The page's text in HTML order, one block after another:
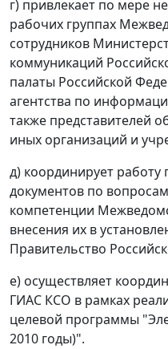
г) привлекает по мере
рабочих группах
сотрудников
коммуникаций
палаты Российской
агентства по
также представителей
иных организаций и
д) координирует работу
документов по
компетенции
внесения их в
Правительство
е) осуществляет
ГИАС КСО в рамках
целевой программы
2010 годы)".